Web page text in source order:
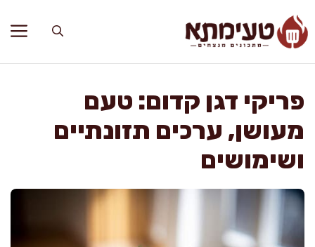
לתוכן
פריקי דגן קדום: טעם
מעושן, ערכים תזונתיים
ושימושים